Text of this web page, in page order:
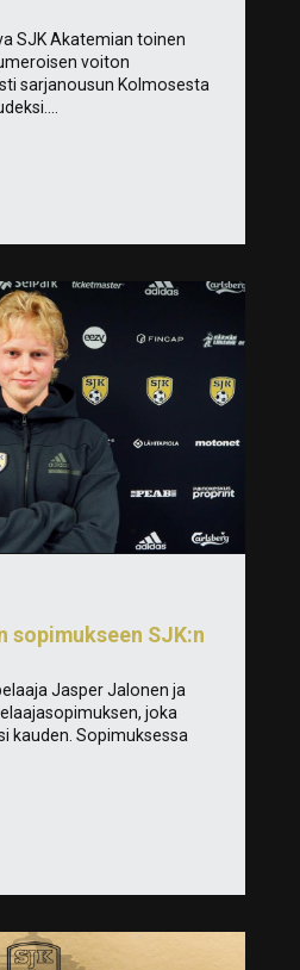
SJK Akatemian toinen
voiton
sarjanousun Kolmosesta
sopimukseen SJK:n
Jasper Jalonen ja
joka
kauden. Sopimuksessa